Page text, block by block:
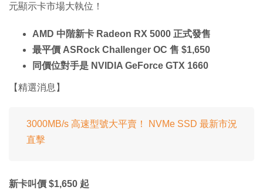
元顯示卡市場大執位！
AMD 中階新卡 Radeon RX 5000 正式發售
最平價 ASRock Challenger OC 售 $1,650
同價位對手是 NVIDIA GeForce GTX 1660
【精選消息】
3000MB/s 高速型號大平賣！ NVMe SSD 最新市況
直擊
新卡叫價 $1,650 起